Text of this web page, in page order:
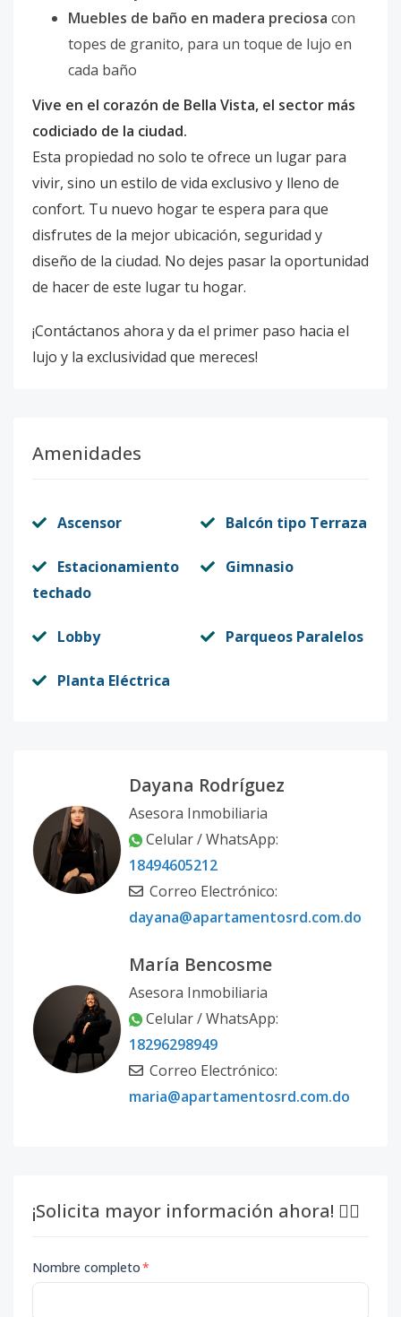
Muebles de baño en madera preciosa con
topes de granito, para un toque de lujo en
cada baño
Vive en el corazón de Bella Vista, el sector más
codiciado de la ciudad.
Esta propiedad no solo te ofrece un lugar para
vivir, sino un estilo de vida exclusivo y lleno de
confort. Tu nuevo hogar te espera para que
disfrutes de la mejor ubicación, seguridad y
diseño de la ciudad. No dejes pasar la oportunidad
de hacer de este lugar tu hogar.
¡Contáctanos ahora y da el primer paso hacia el
lujo y la exclusividad que mereces!
Amenidades
Ascensor Balcón tipo Terraza
Estacionamiento
techado
Gimnasio
Lobby Parqueos Paralelos
Planta Eléctrica
Dayana Rodríguez
Asesora Inmobiliaria
Celular / WhatsApp:
18494605212
Correo Electrónico:
dayana@apartamentosrd.com.do
María Bencosme
Asesora Inmobiliaria
Celular / WhatsApp:
18296298949
Correo Electrónico:
maria@apartamentosrd.com.do
¡Solicita mayor información ahora! 👇🏽
Nombre completo*